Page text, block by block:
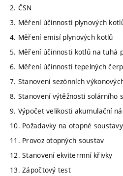
2. ČSN
3. Měření účinnosti plynových
4. Měření emisí plynových kotlů
5. Měření účinnosti kotlů na tuhá
6. Měření účinnosti tepelných
7. Stanovení sezónních
8. Stanovení výtěžnosti solárního
9. Výpočet velikosti akumulační
10. Požadavky na otopné soustavy
11. Provoz otopných soustav
12. Stanovení ekvitermní křivky
13. Zápočtový test